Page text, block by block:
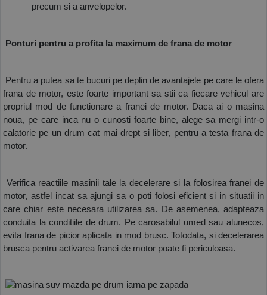
precum si a anvelopelor.
Ponturi pentru a profita la maximum de frana de motor
Pentru a putea sa te bucuri pe deplin de avantajele pe care le ofera
frana de motor, este foarte important sa stii ca fiecare vehicul are
propriul mod de functionare a franei de motor. Daca ai o masina
noua, pe care inca nu o cunosti foarte bine, alege sa mergi intr-o
calatorie pe un drum cat mai drept si liber, pentru a testa frana de
motor.
Verifica reactiile masinii tale la decelerare si la folosirea franei de
motor, astfel incat sa ajungi sa o poti folosi eficient si in situatii in
care chiar este necesara utilizarea sa. De asemenea, adapteaza
conduita la conditiile de drum. Pe carosabilul umed sau alunecos,
evita frana de picior aplicata in mod brusc. Totodata, si decelerarea
brusca pentru activarea franei de motor poate fi periculoasa.